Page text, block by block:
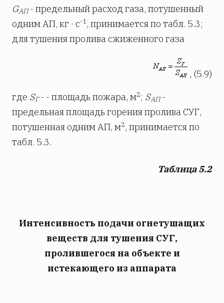
GАП- предельный расход газа, потушенный
одним АП, кг · с-1, принимается по табл. 5.3;
для тушения пролива сжиженного газа
, (5.9)
где SГ- - площадь пожара, м2; SАП-
предельная площадь горения пролива СУГ,
потушенная одним АП, м2, принимается по
табл. 5.3.
Таблица 5.2
Интенсивность подачи огнетушащих
веществ для тушения СУГ,
пролившегося на объекте и
истекающего из аппарата